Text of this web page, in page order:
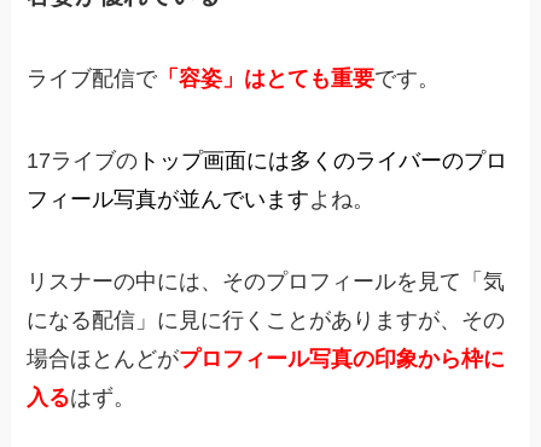
ライブ配信で「容姿」はとても重要です。
17ライブの トップ画面には多くのライバーのプロ
フィール写真が並んでいますよね。
リスナーの中には、そのプロフィールを見て「気
になる配信」に見に行くことがありますが、その
場合ほとんどがプロフィール写真の印象から枠に
入るはず。